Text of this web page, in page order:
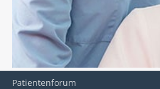
Patientenforum